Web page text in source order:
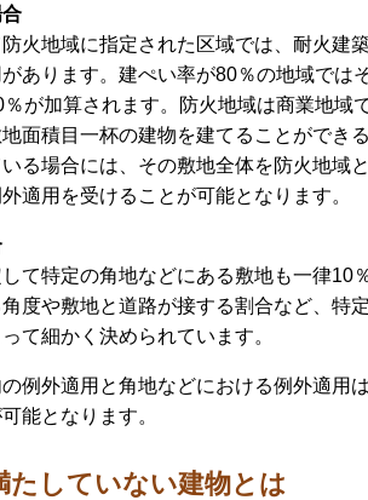
火地域に指定された区域では、耐火建
あります。建ぺい率が80％の地域では
が加算されます。防火地域は商業地域
面積目一杯の建物を建てることができ
る場合には、その敷地全体を防火地域
適用を受けることが可能となります。
て特定の角地などにある敷地も一律10
度や敷地と道路が接する割合など、特
て細かく決められています。
例外適用と角地などにおける例外適用
能となります。
たしていない建物とは